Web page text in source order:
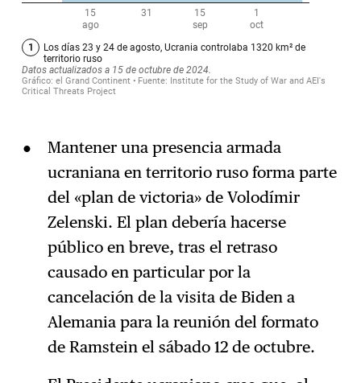
Mantener una presencia armada
ucraniana en territorio ruso forma parte
del «plan de victoria» de Volodímir
Zelenski. El plan debería hacerse
público en breve, tras el retraso
causado en particular por la
cancelación de la visita de Biden a
Alemania para la reunión del formato
de Ramstein el sábado 12 de octubre.